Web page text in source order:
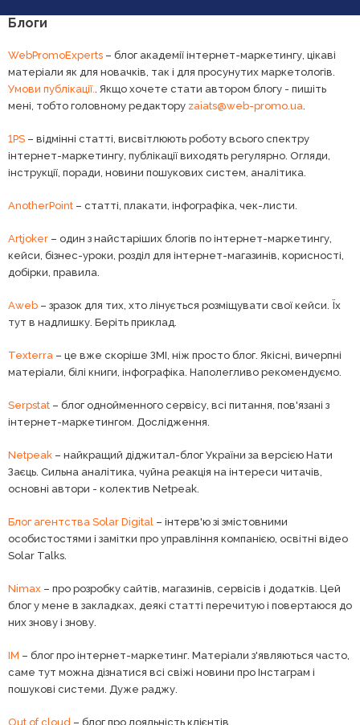
Блоги
WebPromoExperts – блог академії інтернет-маркетингу, цікаві
матеріали як для новачків, так і для просунутих маркетологів.
Умови публікації.. Якщо хочете стати автором блогу - пишіть
мені, тобто головному редактору zaiats@web-promo.ua.
1PS – відмінні статті, висвітлюють роботу всього спектру
інтернет-маркетингу, публікації виходять регулярно. Огляди,
інструкції, поради, новини пошукових систем, аналітика.
AnotherPoint – статті, плакати, інфографіка, чек-листи.
Artjoker – один з найстаріших блогів по інтернет-маркетингу,
кейси, бізнес-уроки, розділ для інтернет-магазинів, корисності,
добірки, правила.
Aweb – зразок для тих, хто лінується розміщувати свої кейси. Їх
тут в надлишку. Беріть приклад.
Texterra – це вже скоріше ЗМІ, ніж просто блог. Якісні, вичерпні
матеріали, білі книги, інфографіка. Наполегливо рекомендуємо.
Serpstat – блог однойменного сервісу, всі питання, пов'язані з
інтернет-маркетингом. Дослідження.
Netpeak – найкращий діджитал-блог України за версією Нати
Заєць. Сильна аналітика, чуйна реакція на інтереси читачів,
основні автори - колектив Netpeak.
Блог агентства Solar Digital – інтерв'ю зі змістовними
особистостями і замітки про управління компанією, освітні відео
Solar Talks.
Nimax – про розробку сайтів, магазинів, сервісів і додатків. Цей
блог у мене в закладках, деякі статті перечитую і повертаюся до
них знову і знову.
ІМ – блог про інтернет-маркетинг. Матеріали з'являються часто,
саме тут можна дізнатися всі свіжі новини про Інстаграм і
пошукові системи. Дуже раджу.
Out of cloud – блог про лояльність клієнтів.